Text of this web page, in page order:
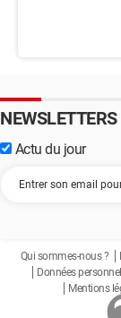
NEWSLETTERS
Actu du jour
Qui sommes-nous ?
Données
Mentions